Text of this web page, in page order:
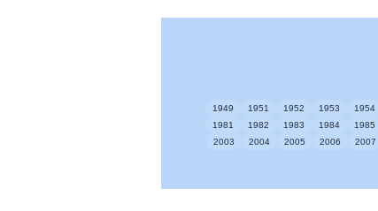
1949
1951 1952 1953 1954
1981
1982 1983 1984 1985
2003
2004 2005 2006 2007